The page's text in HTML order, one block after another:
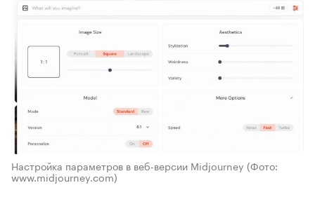
Настройка параметров в веб-версии Midjourney (Фото:
www.midjourney.com)